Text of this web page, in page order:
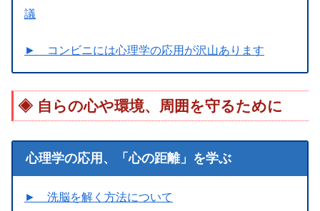
議
► コンビニには心理学の応用が沢山あります
自らの心や環境、周囲を守るために
心理学の応用、「心の距離」を学ぶ
► 洗脳を解く方法について